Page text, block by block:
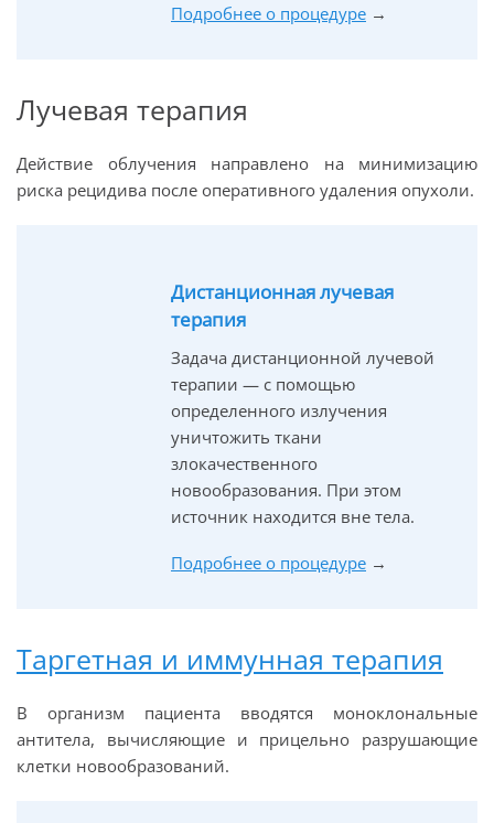
Подробнее о процедуре →
Лучевая терапия
Действие облучения направлено на минимизацию
риска рецидива после оперативного удаления опухоли.
Дистанционная лучевая
терапия
Задача дистанционной лучевой
терапии — с помощью
определенного излучения
уничтожить ткани
злокачественного
новообразования. При этом
источник находится вне тела.
Подробнее о процедуре →
Таргетная и иммунная терапия
В организм пациента вводятся моноклональные
антитела, вычисляющие и прицельно разрушающие
клетки новообразований.